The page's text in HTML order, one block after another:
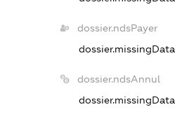
dossier.ndsPayer
dossier.missingData
dossier.ndsAnnul
dossier.missingData